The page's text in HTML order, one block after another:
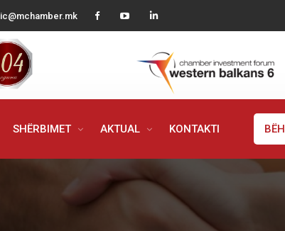
ic@mchamber.mk
SHËRBIMET AKTUAL KONTAKTI